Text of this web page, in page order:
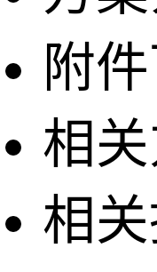
附
相
相